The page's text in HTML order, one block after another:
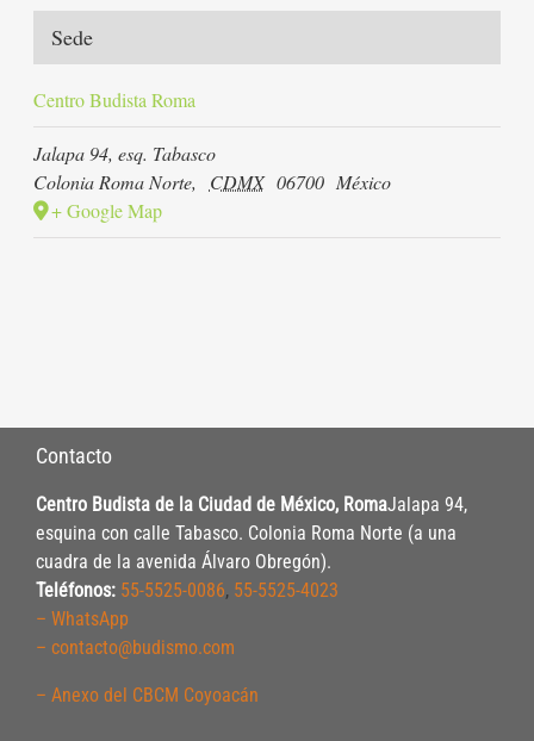
Sede
Centro Budista Roma
Jalapa 94, esq. Tabasco
Colonia Roma Norte, CDMX 06700 México
+ Google Map
Contacto
Centro Budista de la Ciudad de México, RomaJalapa 94,
esquina con calle Tabasco. Colonia Roma Norte (a una
cuadra de la avenida Álvaro Obregón).
Teléfonos: 55-5525-0086, 55-5525-4023
– WhatsApp
– contacto@budismo.com
– Anexo del CBCM Coyoacán